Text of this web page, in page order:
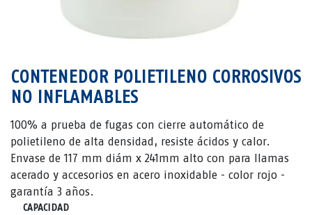
CONTENEDOR POLIETILENO CORROSIVOS
NO INFLAMABLES
100% a prueba de fugas con cierre automático de
polietileno de alta densidad, resiste ácidos y calor.
Envase de 117 mm diám x 241mm alto con para llamas
acerado y accesorios en acero inoxidable - color rojo -
garantía 3 años.
CAPACIDAD